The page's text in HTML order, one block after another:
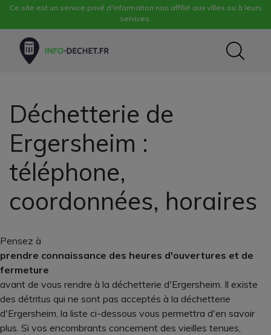
Ce site est un service privé d'information non affilié aux villes ou à leurs
services.
Déchetterie de
Ergersheim :
téléphone,
coordonnées, horaires
Pensez à
prendre connaissance des heures d'ouvertures et de
fermeture
avant de vous rendre à la déchetterie d'Ergersheim. Il existe
des détritus qui ne sont pas acceptés à la déchetterie
d'Ergersheim, la liste ci-dessous vous permettra d'en savoir
plus. Si vos encombrants concernent des vieilles tenues,